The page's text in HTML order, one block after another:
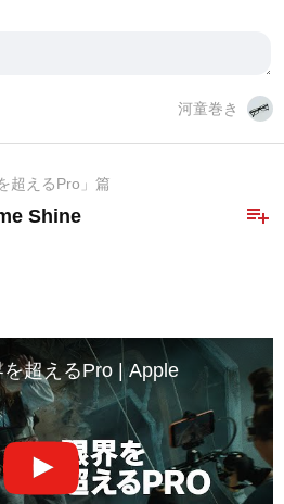
河童巻き
超えるPro」篇
playlist_add
Shine
超えるPro | Apple